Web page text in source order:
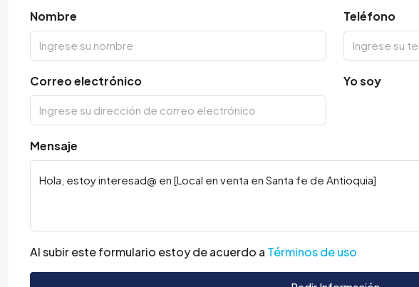
Nombre Teléfono
Correo electrónico Yo soy
Mensaje
Al subir este formulario estoy de acuerdo a Términos de uso